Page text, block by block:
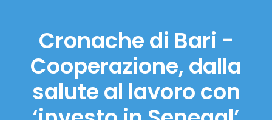
Cronache di Bari -
Cooperazione, dalla
salute al lavoro con